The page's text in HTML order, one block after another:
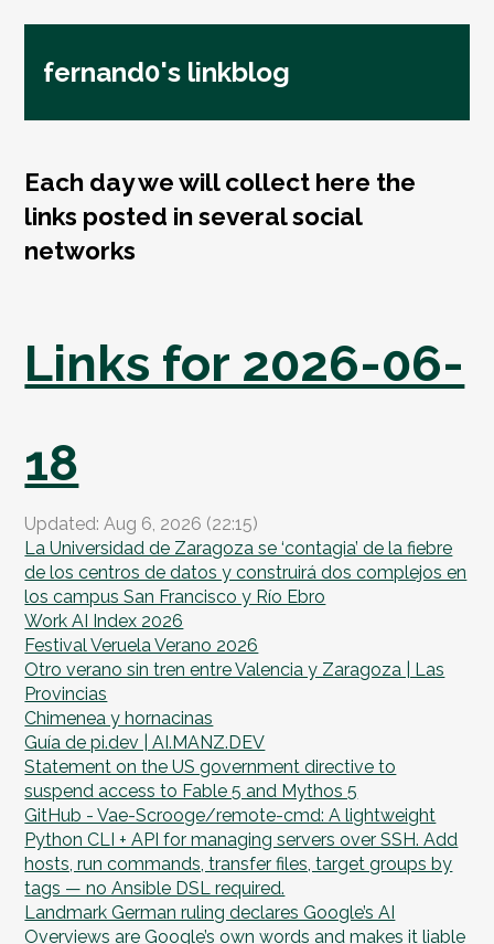
fernand0's linkblog
Each day we will collect here the
links posted in several social
networks
Links for 2026-06-
18
Updated: Aug 6, 2026 (22:15)
La Universidad de Zaragoza se ‘contagia’ de la fiebre
de los centros de datos y construirá dos complejos en
los campus San Francisco y Río Ebro
Work AI Index 2026
Festival Veruela Verano 2026
Otro verano sin tren entre Valencia y Zaragoza | Las
Provincias
Chimenea y hornacinas
Guía de pi.dev | AI.MANZ.DEV
Statement on the US government directive to
suspend access to Fable 5 and Mythos 5
GitHub - Vae-Scrooge/remote-cmd: A lightweight
Python CLI + API for managing servers over SSH. Add
hosts, run commands, transfer files, target groups by
tags — no Ansible DSL required.
Landmark German ruling declares Google’s AI
Overviews are Google’s own words and makes it liable